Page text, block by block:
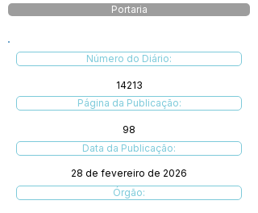
Portaria
Número do Diário:
14213
Página da Publicação:
98
Data da Publicação:
28 de fevereiro de 2026
Órgão: